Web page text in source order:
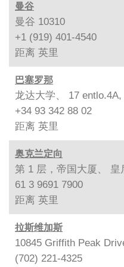
曼谷
曼谷 10310
+1 (919) 401-4540
距离 英里
巴塞罗那
龙达大学、 17
+34 93 342 88 02
距离 英里
奥克兰定向
第 1 层，帝国大厦、
61 3 9691 7900
距离 英里
拉斯维加斯
10845 Griffith Peak
(702) 221-4325